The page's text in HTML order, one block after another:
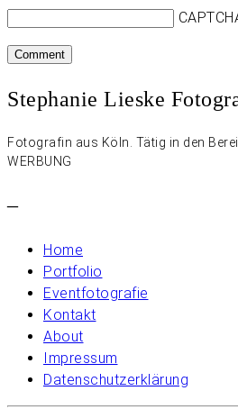
Stephanie Lieske
Fotografin aus Köln. Tätig in den
WERBUNG
–
Home
Portfolio
Eventfotografie
Kontakt
About
Impressum
Datenschutzerklärung